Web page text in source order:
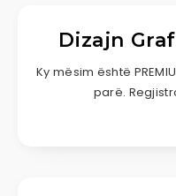
Dizajn
Ky mësim është
parë.